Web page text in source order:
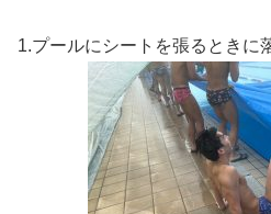
1.プールにシートを張るときに